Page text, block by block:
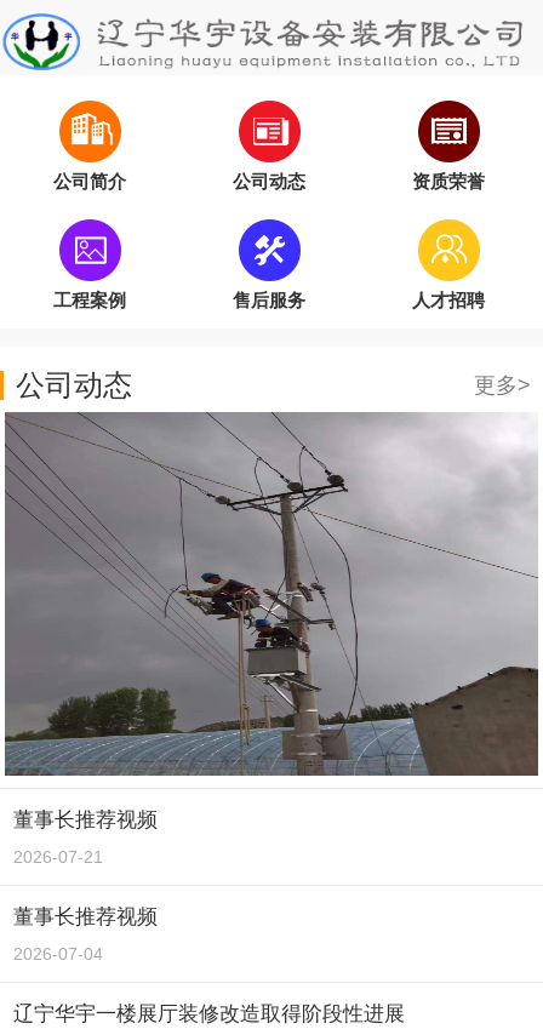
公司简介 公司动态 资质荣誉
工程案例 售后服务 人才招聘
公司动态 更多>
董事长推荐视频
2026-07-21
董事长推荐视频
2026-07-04
辽宁华宇一楼展厅装修改造取得阶段性进展